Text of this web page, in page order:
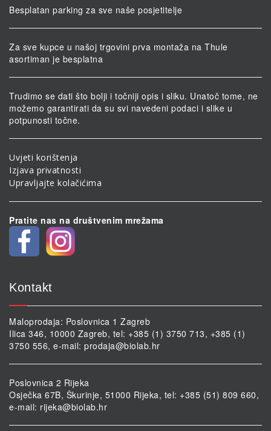
Besplatan parking za sve naše posjetitelje
Za sve kupce u našoj trgovini prva montaža na Thule
asortiman je besplatna
Trudimo se dati što bolji i točniji opis i sliku. Unatoč tome, ne
možemo garantirati da su svi navedeni podaci i slike u
potpunosti točne.
Uvjeti korištenja
Izjava privatnosti
Upravljajte kolačićima
Pratite nas na društvenim mrežama
Kontakt
Maloprodaja: Poslovnica 1 Zagreb
Ilica 346, 10000 Zagreb, tel: +385 (1) 3750 713, +385 (1)
3750 556, e-mail: prodaja@biolab.hr
Poslovnica 2 Rijeka
Osječka 67B, Škurinje, 51000 Rijeka, tel: +385 (51) 809 660,
e-mail: rijeka@biolab.hr